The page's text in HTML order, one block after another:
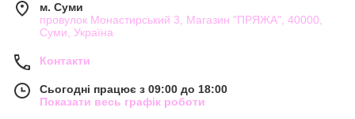
м. Суми
провулок Монастирський 3, Магазин "ПРЯЖА", 40000,
Суми, Україна
Контакти
Сьогодні працює з 09:00 до 18:00
Показати весь графік роботи